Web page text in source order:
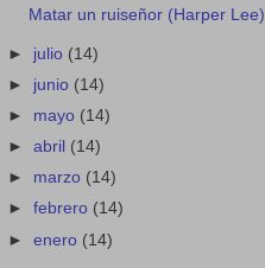
Matar un ruiseñor (Harper Lee)
► julio (14)
► junio (14)
► mayo (14)
►abril (14)
► marzo (14)
►febrero (14)
►enero (14)